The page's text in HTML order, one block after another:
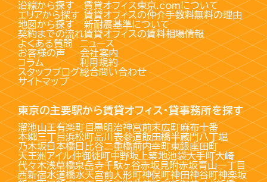
沿線から探す
エリアから探す
地図から探す
契約までの流れ
賃貸オフィス東京.comについて
賃貸オフィスの仲介手数料無料の理由
新耐震基準について
賃貸オフィスの賃料相場情報
よくある質問
お客様の声
コラム
スタッフブログ
サイトマップ
ニュース
会社案内
利用規約
総合問い合わせ
東京の主要駅から賃貸オフィス・貸事務所を探す
溜池山王有楽町目黒明治神宮前末広町麻布十番
本郷三丁目浜松町品川 表参道飯田橋半蔵門八丁堀
乃木坂日本橋日比谷二重橋前内幸町東銀座田町
天王洲アイル仲御徒町中野坂上築地池袋大手町大崎
代々木浅草橋泉岳寺千駄ヶ谷赤坂見附赤坂青山一丁目
西新宿水道橋水天宮前人形町神保町神田神谷町神楽坂